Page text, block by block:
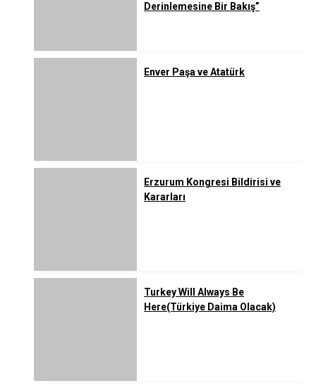
Derinlemesine Bir Bakış”
Enver Paşa ve Atatürk
Erzurum Kongresi Bildirisi ve
Kararları
Turkey Will Always Be
Here(Türkiye Daima Olacak)